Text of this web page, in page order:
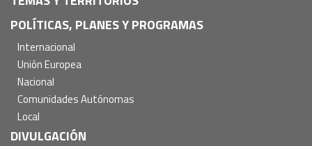
POLÍTICAS, PLANES Y PROGRAMAS
Internacional
Unión Europea
Nacional
Comunidades Autónomas
Local
DIVULGACIÓN